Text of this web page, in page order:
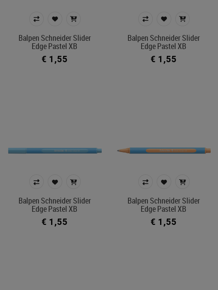
Balpen Schneider Slider
Edge Pastel XB
€ 1,55
Balpen Schneider Slider
Edge Pastel XB
€ 1,55
Balpen Schneider Slider
Edge Pastel XB
€ 1,55
Balpen Schneider Slider
Edge Pastel XB
€ 1,55